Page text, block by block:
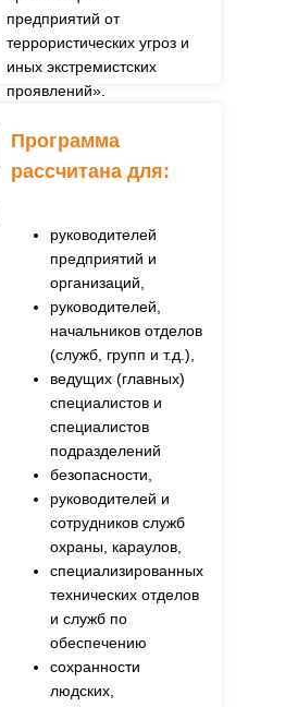
Программа
рассчитана для:
предприятий от
террористических угроз и
иных экстремистских
проявлений».
руководителей
предприятий и
организаций,
руководителей,
начальников отделов
(служб, групп и т.д.),
ведущих (главных)
специалистов и
специалистов
подразделений
безопасности,
руководителей и
сотрудников служб
охраны, караулов,
специализированных
технических отделов
и служб по
обеспечению
сохранности
людских,